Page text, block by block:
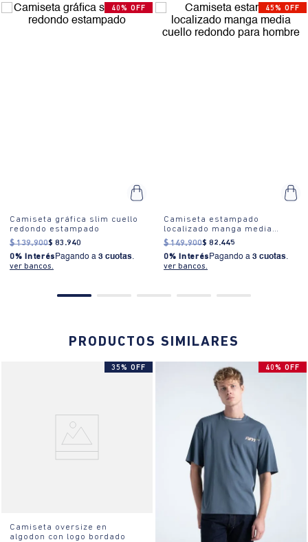
40% OFF
Camiseta gráfica slim cuello
redondo estampado
$ 139.900$ 83 .940
0% Interés Pagando a 3 cuotas.
ver bancos.
45% OFF
Camiseta estampado
localizado manga media
cuello redondo para hombre
$ 149.900$ 82.445
0% Interés Pagando a 3 cuotas.
ver bancos.
PRODUCTOS SIMILARES
35% OFF
Camiseta oversize en
algodon con logo bordado
40% OFF